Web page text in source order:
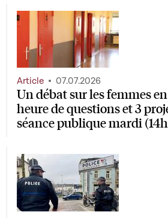
Un débat sur les femmes
heure de questions et 3
séance publique mardi
Article 07.07.2026